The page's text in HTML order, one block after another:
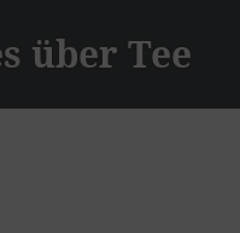
über Tee